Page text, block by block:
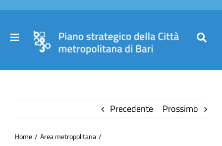
Salta
contenuto
Toggle
Precedente Prossimo
Home Area metropolitana